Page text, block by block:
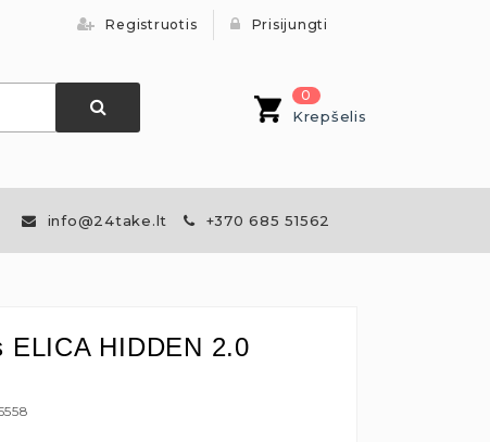
Registruotis Prisijungti
0
Krepšelis
info@24take.lt +370 685 51562
ELICA HIDDEN 2.0